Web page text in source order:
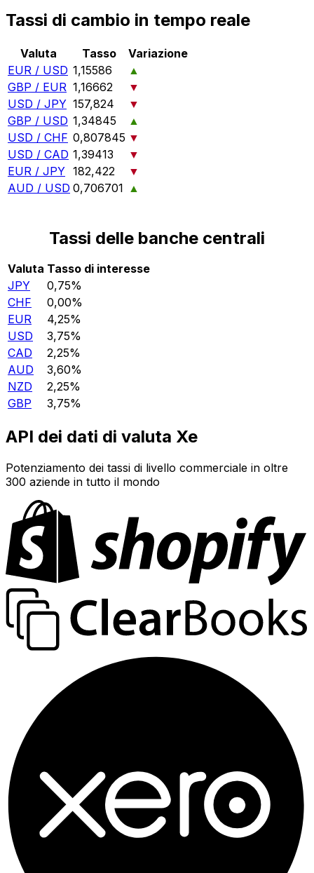
Tassi di cambio in tempo reale
Valuta Tasso
Variazione
EUR / USD 1,15586
▲
GBP / EUR 1,16662
▼
USD / JPY 157,824
▼
GBP / USD 1,34845
▲
USD / CHF 0,807845 ▼
USD / CAD 1,39413
▼
EUR / JPY 182,422
▼
AUD / USD 0,706701 ▲
Tassi delle banche centrali
Valuta Tasso di interesse
JPY
0,75%
CHF
0,00%
EUR
4,25%
USD
3,75%
CAD
2,25%
AUD
3,60%
NZD
2,25%
GBP
3,75%
API dei dati di valuta Xe
Potenziamento dei tassi di livello commerciale in oltre
300 aziende in tutto il mondo